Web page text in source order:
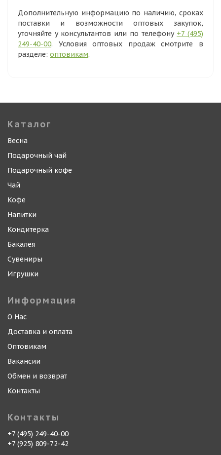
Дополнительную информацию по наличию, сроках
поставки и возможности оптовых закупок,
уточняйте у консультантов или по телефону +7 (495)
249-40-00. Условия оптовых продаж смотрите в
разделе: оптовикам.
Каталог
Весна
Подарочный чай
Подарочный кофе
Чай
Кофе
Напитки
Кондитерка
Бакалея
Сувениры
Игрушки
Информация
О Нас
Доставка и оплата
Оптовикам
Вакансии
Обмен и возврат
Контакты
Контакты
+7 (495) 249-40-00
+7 (925) 809-72-42